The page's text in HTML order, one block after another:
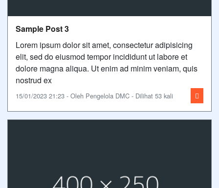
Sample Post 3
Lorem ipsum dolor sit amet, consectetur adipisicing
elit, sed do eiusmod tempor incididunt ut labore et
dolore magna aliqua. Ut enim ad minim veniam, quis
nostrud ex
15/01/2023 21:23 - Oleh Pengelola DMC - Dilihat 53 kali